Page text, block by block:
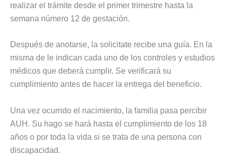
realizar el trámite desde el primer trimestre hasta la
semana número 12 de gestación.
Después de anotarse, la solicitate recibe una guía. En la
misma de le indican cada uno de los controles y estudios
médicos que deberá cumplir. Se verificará su
cumplimiento antes de hacer la entrega del beneficio.
Una vez ocurrido el nacimiento, la familia pasa percibir
AUH. Su hago se hará hasta el cumplimiento de los 18
años o por toda la vida si se trata de una persona con
discapacidad.